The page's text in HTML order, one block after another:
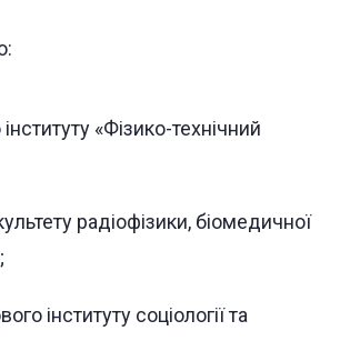
«Фізико-технічний
радіофізики, біомедичної
;
інституту соціології та